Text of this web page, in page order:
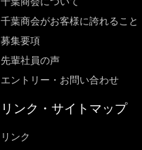
千葉商会がお客様に誇れること​
募集要項
先輩社員の声
エントリー・お問い合わせ
リンク・サイトマップ
リンク